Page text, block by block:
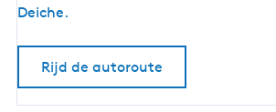
t
i
o
rDeiche.
Rijd de autoroute